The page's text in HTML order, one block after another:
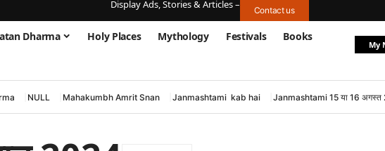
Display Ads, Stories & Articles – Contact us
Dharma Holy Places Mythology Festivals Books
My
NULL Mahakumbh Amrit Snan Janmashtami kab hai Janmashtami 15 या 16 अगस्त